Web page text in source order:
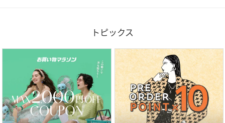
トピックス